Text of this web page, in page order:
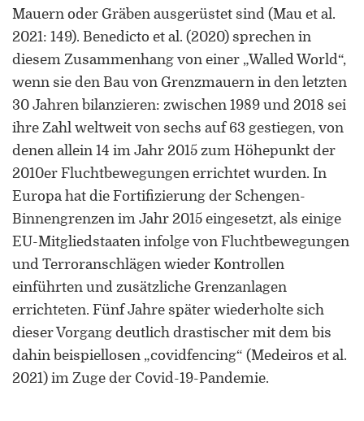
Mauern oder Gräben ausgerüstet sind (Mau et al.
2021: 149). Benedicto et al. (2020) sprechen in
diesem Zusammenhang von einer „Walled World“,
wenn sie den Bau von Grenzmauern in den letzten
30 Jahren bilanzieren: zwischen 1989 und 2018 sei
ihre Zahl weltweit von sechs auf 63 gestiegen, von
denen allein 14 im Jahr 2015 zum Höhepunkt der
2010er Fluchtbewegungen errichtet wurden. In
Europa hat die Fortifizierung der Schengen-
Binnengrenzen im Jahr 2015 eingesetzt, als einige
EU-Mitgliedstaaten infolge von Fluchtbewegungen
und Terroranschlägen wieder Kontrollen
einführten und zusätzliche Grenzanlagen
errichteten. Fünf Jahre später wiederholte sich
dieser Vorgang deutlich drastischer mit dem bis
dahin beispiellosen „covidfencing“ (Medeiros et al.
2021) im Zuge der Covid-19-Pandemie.